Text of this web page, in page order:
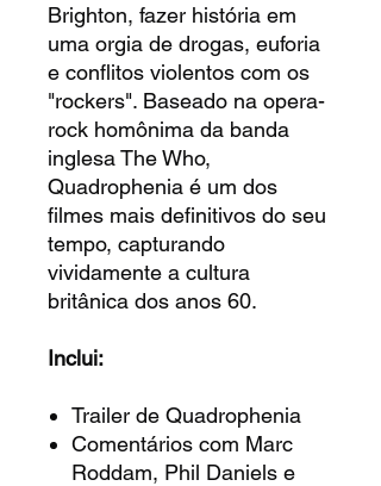
Brighton, fazer história em
uma orgia de drogas, euforia
e conflitos violentos com os
"rockers". Baseado na opera-
rock homônima da banda
inglesa The Who,
Quadrophenia é um dos
filmes mais definitivos do seu
tempo, capturando
vividamente a cultura
britânica dos anos 60.
Inclui:
Trailer de Quadrophenia
Comentários com Marc
Roddam, Phil Daniels e